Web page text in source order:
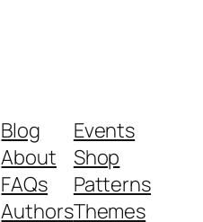
Blog
About
FAQs
Authors
Events
Shop
Patterns
Themes